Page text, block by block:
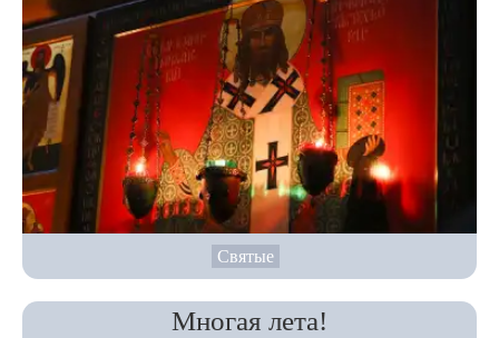
Святые
Многая лета!